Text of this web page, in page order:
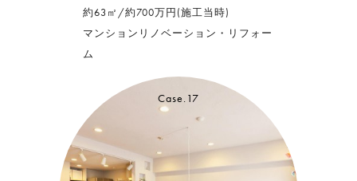
約63㎡/約700万円(施工当時)
マンションリノベーション・リフォー
ム
Case.17